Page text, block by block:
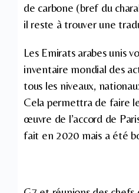
de carbone (bref du
il reste à trouver une
Les Emirats arabes unis
inventaire mondial des
tous les niveaux,
Cela permettra de faire
œuvre de l’accord de
fait en 2020 mais a été